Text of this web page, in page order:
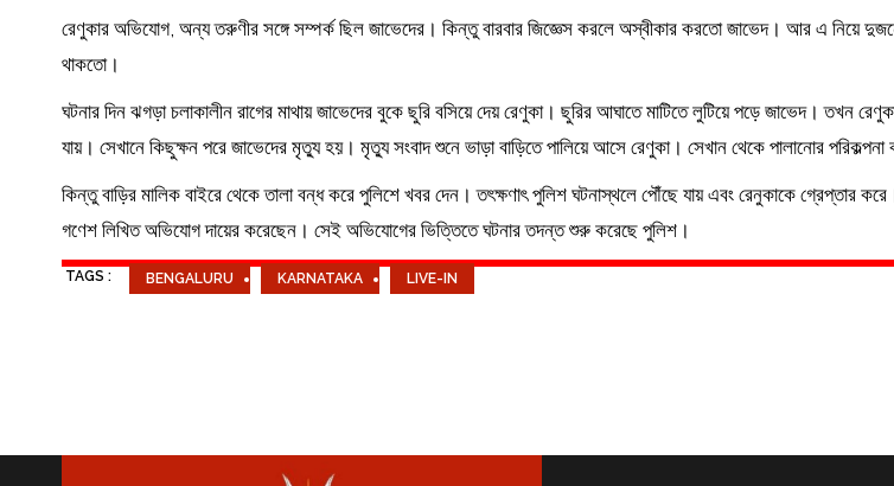
রেণুকার অভিযোগ, অন্য তরুণীর সঙ্গে সম্পর্ক ছিল জাভেদের। কিন্তু বারবার জিজ্ঞেস করলে অস্বীকার করতো জাভেদ। আর এ নিয়ে
থাকতো।
ঘটনার দিন ঝগড়া চলাকালীন রাগের মাথায় জাভেদের বুকে ছুরি বসিয়ে দেয় রেণুকা। ছুরির আঘাতে মাটিতে লুটিয়ে পড়ে জাভেদ। তখন
যায়। সেখানে কিছুক্ষন পরে জাভেদের মৃত্যু হয়। মৃত্যু সংবাদ শুনে ভাড়া বাড়িতে পালিয়ে আসে রেণুকা। সেখান থেকে পালানোর
কিন্তু বাড়ির মালিক বাইরে থেকে তালা বন্ধ করে পুলিশে খবর দেন। তৎক্ষণাৎ পুলিশ ঘটনাস্থলে পৌঁছে যায় এবং রেনুকাকে গ্রেপ্তার
গণেশ লিখিত অভিযোগ দায়ের করেছেন। সেই অভিযোগের ভিত্তিতে ঘটনার তদন্ত শুরু করেছে পুলিশ।
TAGS : BENGALURU KARNATAKA LIVE-IN